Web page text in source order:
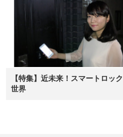
【特集】近未来！スマートロッ
世界